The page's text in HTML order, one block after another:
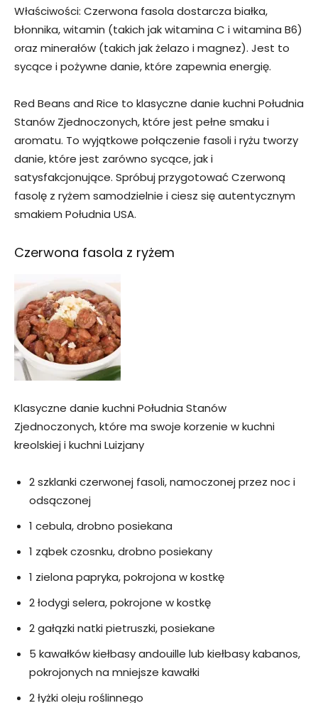
Właściwości: Czerwona fasola dostarcza białka,
błonnika, witamin (takich jak witamina C i witamina B6)
oraz minerałów (takich jak żelazo i magnez). Jest to
sycące i pożywne danie, które zapewnia energię.
Red Beans and Rice to klasyczne danie kuchni Południa
Stanów Zjednoczonych, które jest pełne smaku i
aromatu. To wyjątkowe połączenie fasoli i ryżu tworzy
danie, które jest zarówno sycące, jak i
satysfakcjonujące. Spróbuj przygotować Czerwoną
fasolę z ryżem samodzielnie i ciesz się autentycznym
smakiem Południa USA.
Czerwona fasola z ryżem
Klasyczne danie kuchni Południa Stanów
Zjednoczonych, które ma swoje korzenie w kuchni
kreolskiej i kuchni Luizjany
2 szklanki czerwonej fasoli, namoczonej przez noc i
odsączonej
1 cebula, drobno posiekana
1 ząbek czosnku, drobno posiekany
1 zielona papryka, pokrojona w kostkę
2 łodygi selera, pokrojone w kostkę
2 gałązki natki pietruszki, posiekane
5 kawałków kiełbasy andouille lub kiełbasy kabanos,
pokrojonych na mniejsze kawałki
2 łyżki oleju roślinnego